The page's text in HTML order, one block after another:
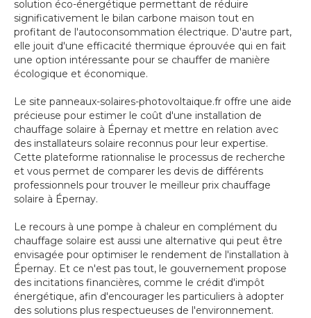
solution éco-énergétique permettant de réduire
significativement le bilan carbone maison tout en
profitant de l'autoconsommation électrique. D'autre part,
elle jouit d'une efficacité thermique éprouvée qui en fait
une option intéressante pour se chauffer de manière
écologique et économique.
Le site panneaux-solaires-photovoltaique.fr offre une aide
précieuse pour estimer le coût d'une installation de
chauffage solaire à Épernay et mettre en relation avec
des installateurs solaire reconnus pour leur expertise.
Cette plateforme rationnalise le processus de recherche
et vous permet de comparer les devis de différents
professionnels pour trouver le meilleur prix chauffage
solaire à Épernay.
Le recours à une pompe à chaleur en complément du
chauffage solaire est aussi une alternative qui peut être
envisagée pour optimiser le rendement de l'installation à
Épernay. Et ce n'est pas tout, le gouvernement propose
des incitations financières, comme le crédit d'impôt
énergétique, afin d'encourager les particuliers à adopter
des solutions plus respectueuses de l'environnement.